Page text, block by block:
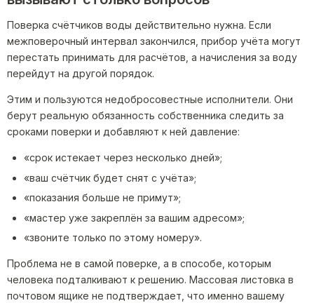
Поверка счётчиков воды действительно нужна. Если
межповерочный интервал закончился, прибор учёта могут
перестать принимать для расчётов, а начисления за воду
перейдут на другой порядок.
Этим и пользуются недобросовестные исполнители. Они
берут реальную обязанность собственника следить за
сроками поверки и добавляют к ней давление:
«срок истекает через несколько дней»;
«ваш счётчик будет снят с учёта»;
«показания больше не примут»;
«мастер уже закреплён за вашим адресом»;
«звоните только по этому номеру».
Проблема не в самой поверке, а в способе, которым
человека подталкивают к решению. Массовая листовка в
почтовом ящике не подтверждает, что именно вашему